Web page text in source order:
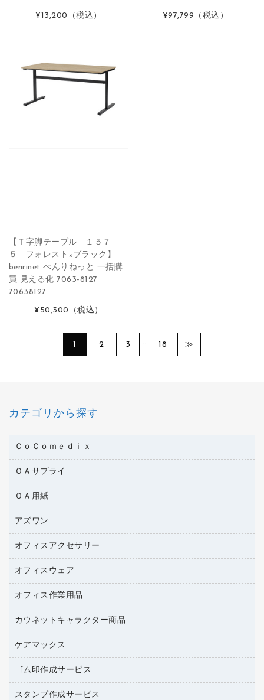
¥13,200 （税込） ¥97,799 （税込）
【Ｔ字脚テーブル １５７
５ フォレスト×ブラック】
benrinet べんりねっと 一括購
買 見える化 7063-8127
70638127
¥50,300 （税込）
1 2 3 … 18 ≫
カテゴリから探す
ＣｏＣｏｍｅｄｉｘ
医療・介護用品
ＯＡサプライ
インクカートリッジ
トナーカートリッジ
ファクシミリトナー
プリンタ用リボン
リサイクルトナー（プール方式）
リサイクルトナー（リターン方式）
ワープロリボン
互換インクカートリッジ
ＯＡ用紙
インクジェットプリンタ用紙
その他コピー用紙・プリンタ用紙
ハガキ用紙
ファクシミリ用紙
ラベル用紙
ワープロ用紙
帳票用紙／フォーム用紙
名刺用紙
アズワン
医療・介護用品（食品・飲料・食添製品）
研究・環境管理用品
オフィスアクセサリー
オフィスアクセサリー
オフィスウェア
アウター
アクセサリー・その他
ブラウス・シャツ
医療・介護・ワーキングウェア
オフィス作業用品
ペット用品
結束用品
工場用品
梱包用テープ
カウネットキャラクター商品
カウネットキャラクター商品
ケアマックス
医療・介護用品（食品・飲料・食添製品）
管理医療機器
ゴム印作成サービス
ゴム印（フリーサイズ印）作成サービス
スタンプ作成サービス